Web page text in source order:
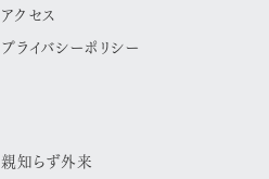
アクセス
プライバシーポリシー
親知らず外来